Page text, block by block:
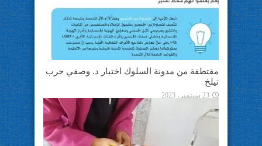
مقتطفة من مدونة السلوك اختيار د. وصفي حرب
تيلخ
23 سبتمبر، 2023